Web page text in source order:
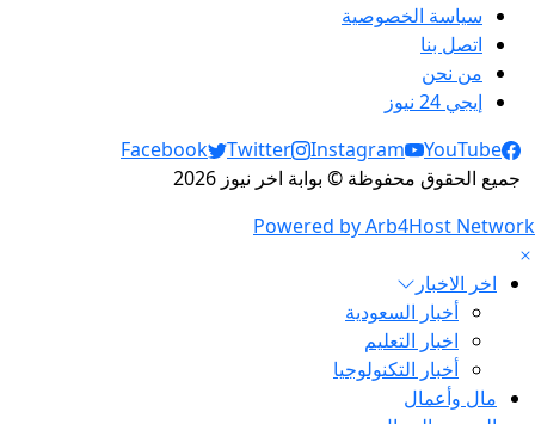
سياسة الخصوصية
اتصل بنا
من نحن
إيجي 24 نيوز
Social Links
Facebook Twitter Instagram
YouTube
جميع الحقوق محفوظة © بوابة اخر نيوز 2026
Powered by Arb4Host Network
اخر الاخبار
أخبار السعودية
اخبار التعليم
أخبار التكنولوجيا
مال وأعمال